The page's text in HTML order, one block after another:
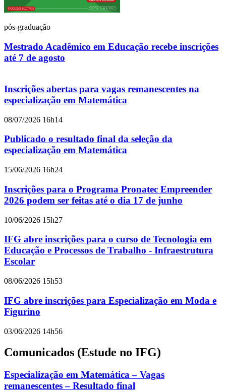
pós-graduação
Mestrado Acadêmico em Educação recebe inscrições
até 7 de agosto
Inscrições abertas para vagas remanescentes na
especialização em Matemática
08/07/2026 16h14
Publicado o resultado final da seleção da
especialização em Matemática
15/06/2026 16h24
Inscrições para o Programa Pronatec Empreender
2026 podem ser feitas até o dia 17 de junho
10/06/2026 15h27
IFG abre inscrições para o curso de Tecnologia em
Educação e Processos de Trabalho - Infraestrutura
Escolar
08/06/2026 15h53
IFG abre inscrições para Especialização em Moda e
Figurino
03/06/2026 14h56
Comunicados (Estude no IFG)
Especialização em Matemática – Vagas
remanescentes – Resultado final